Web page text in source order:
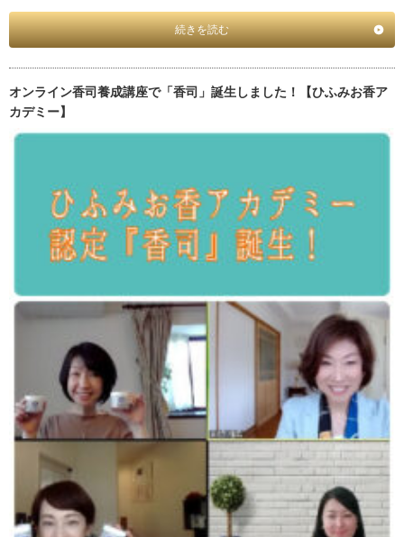
続きを読む
オンライン香司養成講座で「香司」誕生しました！【ひふみお香ア
カデミー】